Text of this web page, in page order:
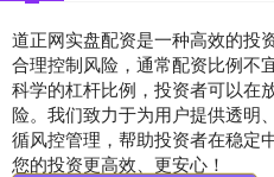
道正网实盘配资是一种高效的投
合理控制风险，通常配资比例不
科学的杠杆比例，投资者可以在
险。我们致力于为用户提供透明
循风控管理，帮助投资者在稳定
您的投资更高效、更安心！